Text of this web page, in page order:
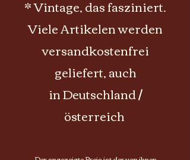
* Vintage, das fasziniert.
Viele Artikelen werden
versandkostenfrei
geliefert, auch
in Deutschland /
österreich